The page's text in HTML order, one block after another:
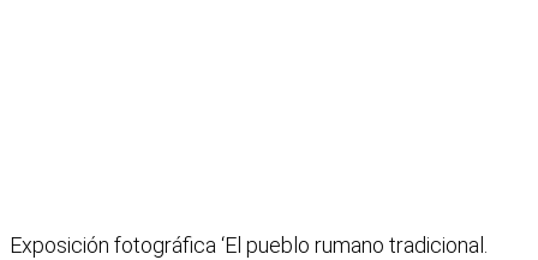
Exposición fotográfica ‘El pueblo rumano tradicional.